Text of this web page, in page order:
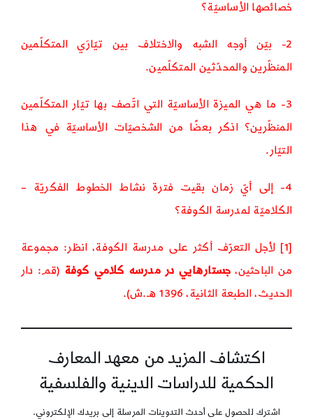
خصائصها الأساسيّة؟
2- بيّن أوجه الشبه والاختلاف بين تيّارَي المتكلّمين
المنظّرين والمحدّثين المتكلّمين.
3- ما هي الميزة الأساسيّة التي اتّصف بها تيّار المتكلّمين
المنظّرين؟ اذكر بعضًا من الشخصيّات الأساسيّة في هذا
التيّار.
4- إلى أيّ زمان بقيت فترة نشاط الخطوط الفكريّة –
الكلاميّة لمدرسة الكوفة؟
[1]
لأجل التعرّف أكثر على مدرسة الكوفة، انظر: مجموعة
من الباحثين، جستارهايي در مدرسه كلامي كوفة (قم: دار
الحديث، الطبعة الثانية، 1396 هـ.ش).
اكتشاف المزيد من معهد المعارف
الحكمية للدراسات الدينية والفلسفية
اشترك للحصول على أحدث التدوينات المرسلة إلى بريدك الإلكتروني.